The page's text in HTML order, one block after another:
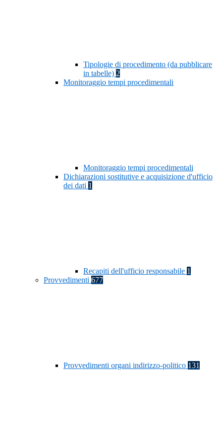
Tipologie di procedimento (da pubblicare
in tabelle) 2
Monitoraggio tempi procedimentali
Monitoraggio tempi procedimentali
Dichiarazioni sostitutive e acquisizione d'ufficio
dei dati 1
Recapiti dell'ufficio responsabile 1
Provvedimenti 677
Provvedimenti organi indirizzo-politico 131